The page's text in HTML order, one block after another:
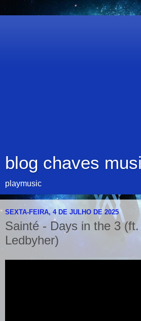
blog chaves
playmusic
SEXTA-FEIRA, 4 DE JULHO DE 2025
Sainté - Days in the 3
Ledbyher)